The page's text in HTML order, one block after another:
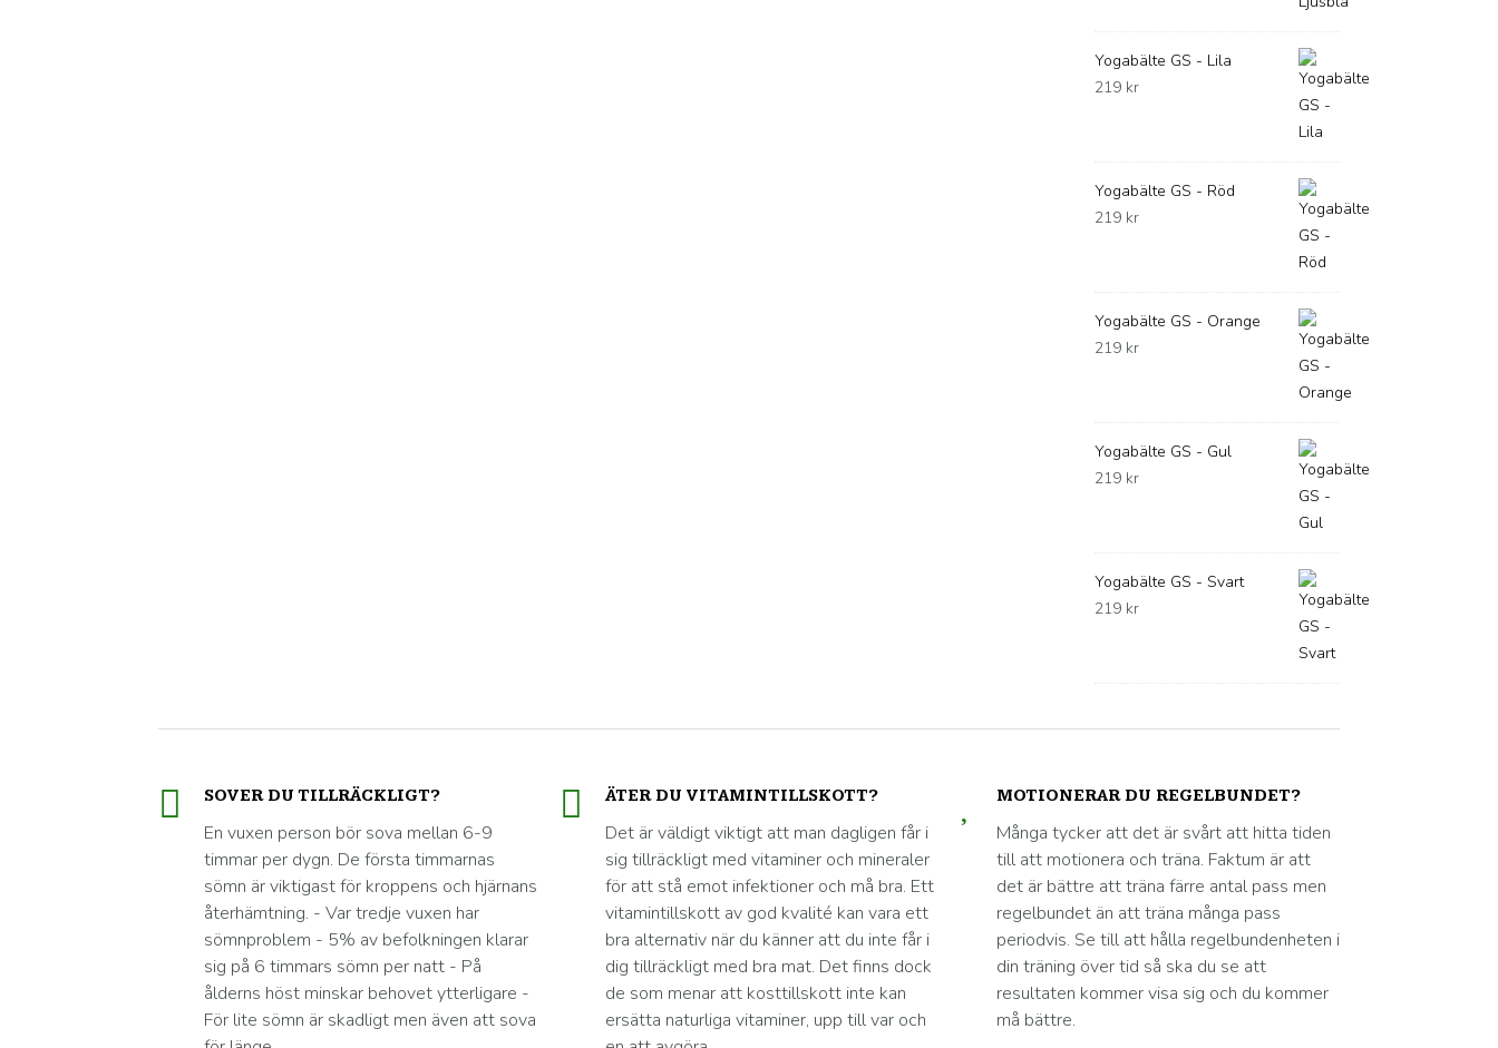
Yogabälte GS - Lila
219 kr
Yogabälte GS - Röd
219 kr
Yogabälte GS - Orange
219 kr
Yogabälte GS - Gul
219 kr
Yogabälte GS - Svart
219 kr
SOVER DU TILLRÄCKLIGT?
En vuxen person bör sova mellan 6-9
timmar per dygn. De första timmarnas
sömn är viktigast för kroppens och hjärnans
återhämtning. - Var tredje vuxen har
sömnproblem - 5% av befolkningen klarar
sig på 6 timmars sömn per natt - På
ålderns höst minskar behovet ytterligare -
För lite sömn är skadligt men även att sova
ÄTER DU VITAMINTILLSKOTT?
Det är väldigt viktigt att man dagligen får i
sig tillräckligt med vitaminer och mineraler
för att stå emot infektioner och må bra. Ett
vitamintillskott av god kvalité kan vara ett
bra alternativ när du känner att du inte får i
dig tillräckligt med bra mat. Det finns dock
de som menar att kosttillskott inte kan
ersätta naturliga vitaminer, upp till var och
MOTIONERAR DU REGELBUNDET?
Många tycker att det är svårt att hitta tiden
till att motionera och träna. Faktum är att
det är bättre att träna färre antal pass men
regelbundet än att träna många pass
periodvis. Se till att hålla regelbundenheten i
din träning över tid så ska du se att
resultaten kommer visa sig och du kommer
må bättre.